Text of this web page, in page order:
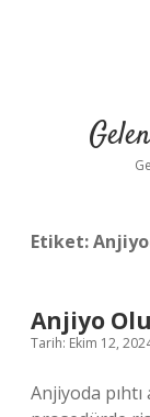
Etiket:
Anjiyo
Tarih: Ekim 12,
Anjiyoda